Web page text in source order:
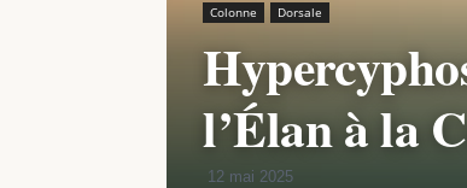
Colonne Dorsale
l’Élan à la
12 mai 2025